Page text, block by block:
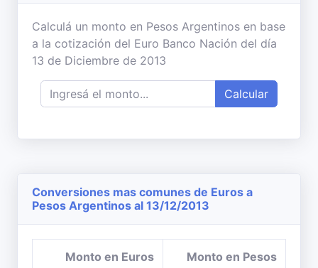
Calculá un monto en Pesos Argentinos en base
a la cotización del Euro Banco Nación del día
13 de Diciembre de 2013
Calcular
Conversiones mas comunes de Euros a
Pesos Argentinos al 13/12/2013
Monto en Euros
Monto en Pesos